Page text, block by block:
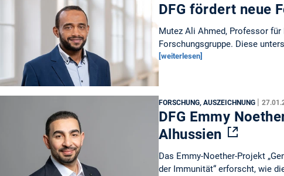
DFG fördert neue
Mutez Ali Ahmed, Professor
Forschungsgruppe. Diese
[weiterlesen]
FORSCHUNG, AUSZEICHNUNG |
DFG Emmy
Alhussien
Das Emmy-Noether-Projekt
der Immunität“ erforscht, wie